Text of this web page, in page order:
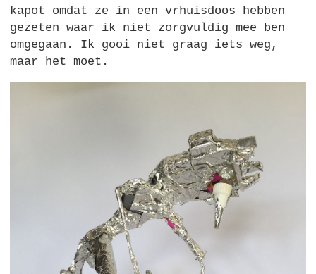
kapot omdat ze in een vrhuisdoos hebben
gezeten waar ik niet zorgvuldig mee ben
omgegaan. Ik gooi niet graag iets weg,
maar het moet.